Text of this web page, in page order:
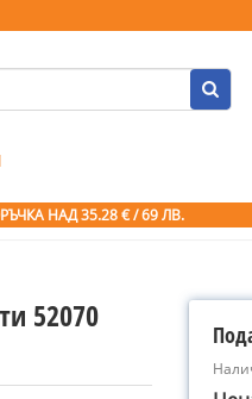
НАД 35.28 € / 69 ЛВ.
52070